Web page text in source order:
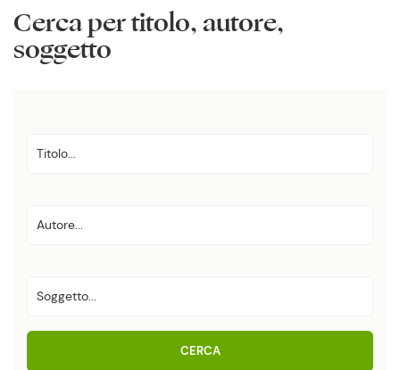
Cerca per titolo, autore,
soggetto
CERCA